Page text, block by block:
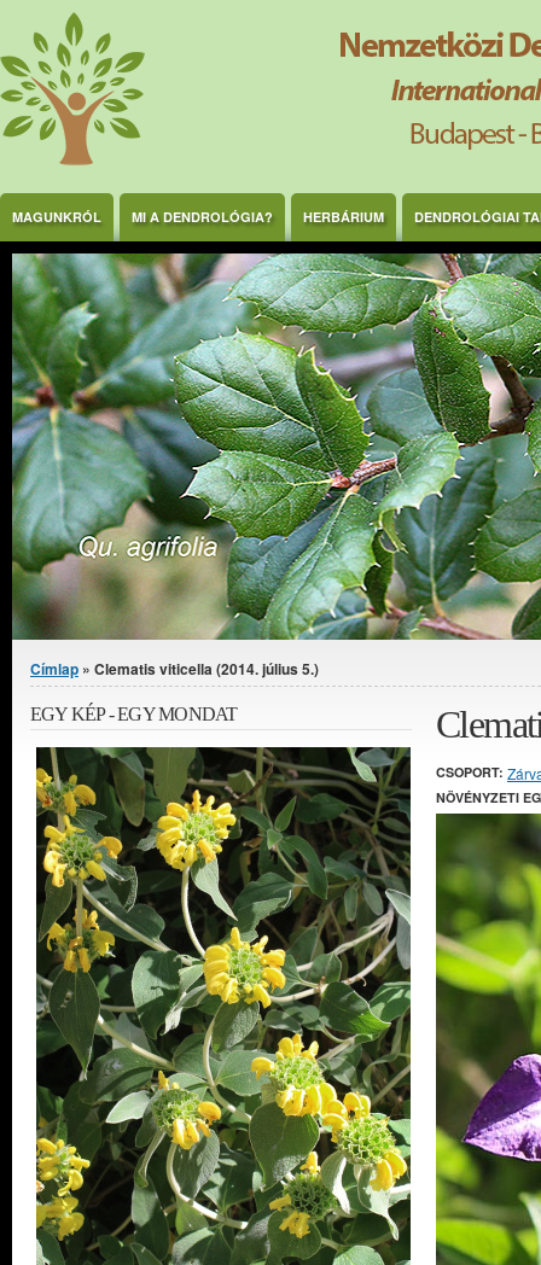
Ugrás a tartalomra
MAGUNKRÓL MI A DENDROLÓGIA? HERBÁRIUM DENDROLÓGIAI
Jelenlegi hely
Címlap » Clematis viticella (2014. július 5.)
CSOPORT:
NÖVÉNYZETI
EGY KÉP - EGY MONDAT